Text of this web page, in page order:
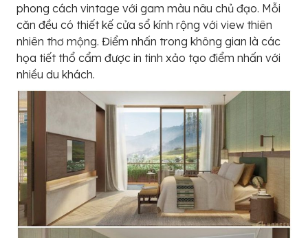
phong cách vintage với gam màu nâu chủ đạo. Mỗi
căn đều có thiết kế cửa sổ kính rộng với view thiên
nhiên thơ mộng. Điểm nhấn trong không gian là các
họa tiết thổ cẩm được in tinh xảo tạo điểm nhấn với
nhiều du khách.